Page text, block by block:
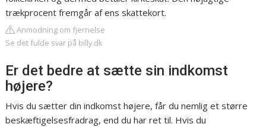
trækprocent fremgår af ens skattekort.
Anmodning om fjernelse
Se det fulde svar på billy.dk
Er det bedre at sætte sin indkomst
højere?
Hvis du sætter din indkomst højere, får du nemlig et større
beskæftigelsesfradrag, end du har ret til. Hvis du